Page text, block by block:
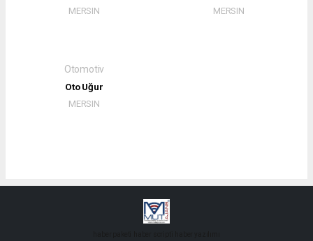
MERSIN MERSIN
Otomotiv
Oto Uğur
MERSIN